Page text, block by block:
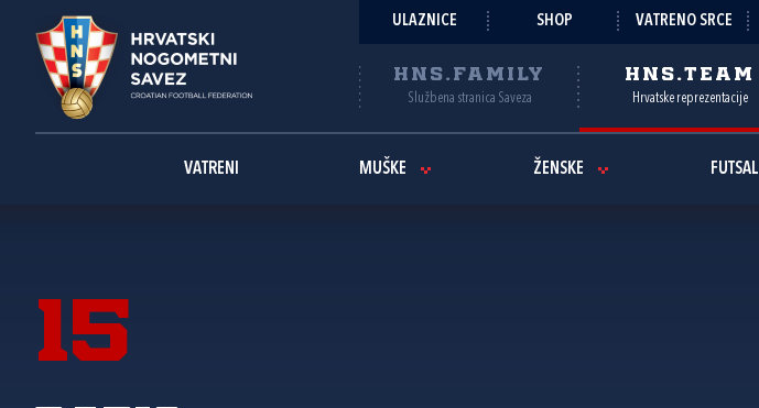
ULAZNICE SHOP VATRENO SRCE
HNS.FAMILY
Službena stranica Saveza
HNS.TEAM
Hrvatske reprezentacije
VATRENI MUŠKE ŽENSKE FUTSAL
15